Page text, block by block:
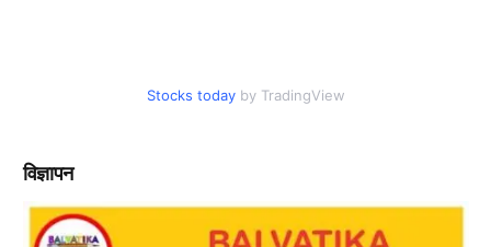
Stocks today by TradingView
विज्ञापन